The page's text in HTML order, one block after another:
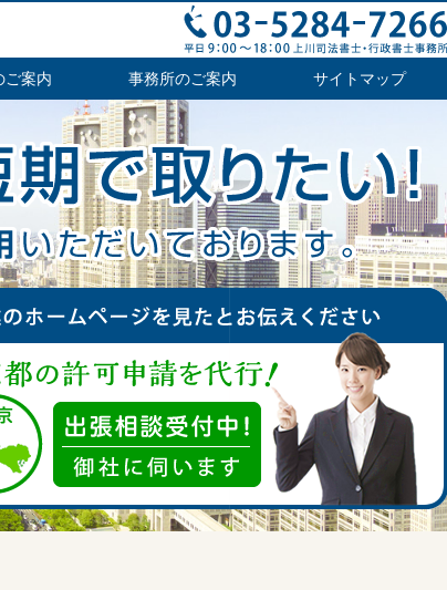
ご案内 事務所のご案内 サイトマップ